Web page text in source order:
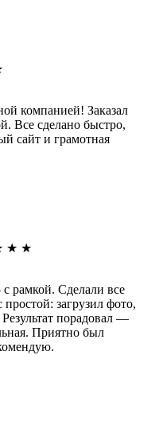
компанией! Заказал
Все сделано быстро,
сайт и грамотная
★ ★
с рамкой. Сделали все
загрузил фото,
порадовал —
Приятно был